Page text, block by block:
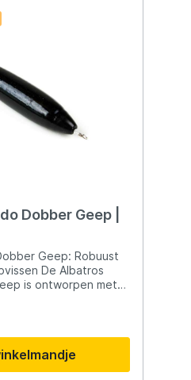
Dobber Geep |
Geep: Robuust
Albatros
is ontworpen met
het een
van deze
Het